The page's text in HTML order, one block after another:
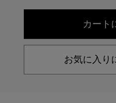
お気に入り